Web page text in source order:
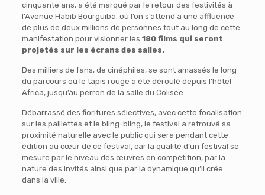
cinquante ans, a été marqué par le retour des festivités à
l’Avenue Habib Bourguiba, où l’on s’attend à une affluence
de plus de deux millions de personnes tout au long de cette
manifestation pour visionner les 180 films qui seront
projetés sur les écrans des salles.
Des milliers de fans, de cinéphiles, se sont amassés le long
du parcours où le tapis rouge a été déroulé depuis l’hôtel
Africa, jusqu’àu perron de la salle du Colisée.
Débarrassé des fioritures sélectives, avec cette focalisation
sur les paillettes et le bling-bling, le festival a retrouvé sa
proximité naturelle avec le public qui sera pendant cette
édition au cœur de ce festival, car la qualité d’un festival se
mesure par le niveau des œuvres en compétition, par la
nature des invités ainsi que par la dynamique qu’il crée
dans la ville.